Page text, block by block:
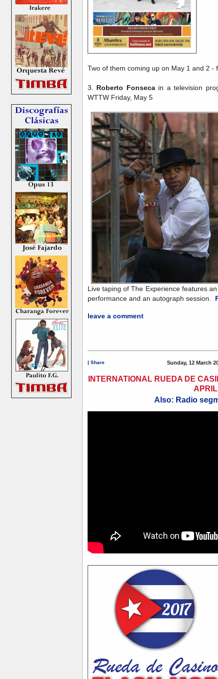
Two of them coming up on May 1 and 2 -
3. Roberto Fonsecain a television
WTTW Friday, May 5
Live taping of The Experience features
performance and an autograph session.
leave a comment
| Share Sunday, 12 March
INTERNATIONAL RUEDA DE
Also: Radio